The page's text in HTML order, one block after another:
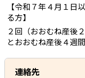
【令和７年４月１日
る方】
２回（おおむね産後
とおおむね産後４週
連絡先